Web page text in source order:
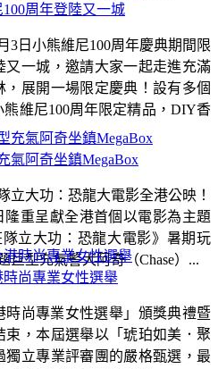
氣阿奇坐鎮MegaBox
立大功：恐龍大電影全港公映！
隆重呈獻全港首個以電影為主題
隊立大功：恐龍大電影》暑期玩
巨型充氣警犬阿奇（Chase）...
100周年登陸又一城
3日小熊維尼100周年慶典期間限
又一城，邀請大家一起走進充滿
，展開一場限定慶典！設有多個
維尼100周年限定精品，DIY香
時尚專業女性選舉
時尚專業女性選舉」頒獎典禮暨
束，本屆選舉以「琥珀如美．聚
獨立專業評審團的嚴格甄選，最